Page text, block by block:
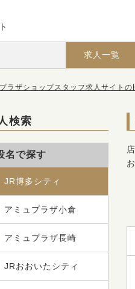
求人一覧
ラザショップスタッフ求人サイトの
検索
名で探す
JR博多シティ
アミュプラザ小倉
アミュプラザ長崎
JRおおいたシティ